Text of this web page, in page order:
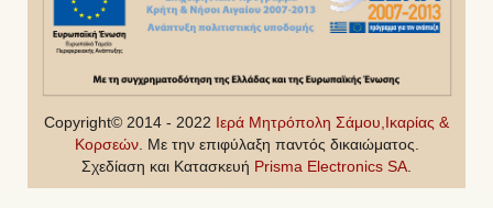
Copyright© 2014 - 2022 Ιερά Μητρόπολη Σάμου,Ικαρίας &
Κορσεών. Με την επιφύλαξη παντός δικαιώματος.
Σχεδίαση και Κατασκευή Prisma Electronics SA.